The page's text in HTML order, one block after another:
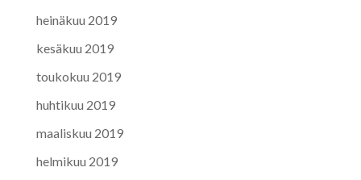
heinäkuu 2019
kesäkuu 2019
toukokuu 2019
huhtikuu 2019
maaliskuu 2019
helmikuu 2019